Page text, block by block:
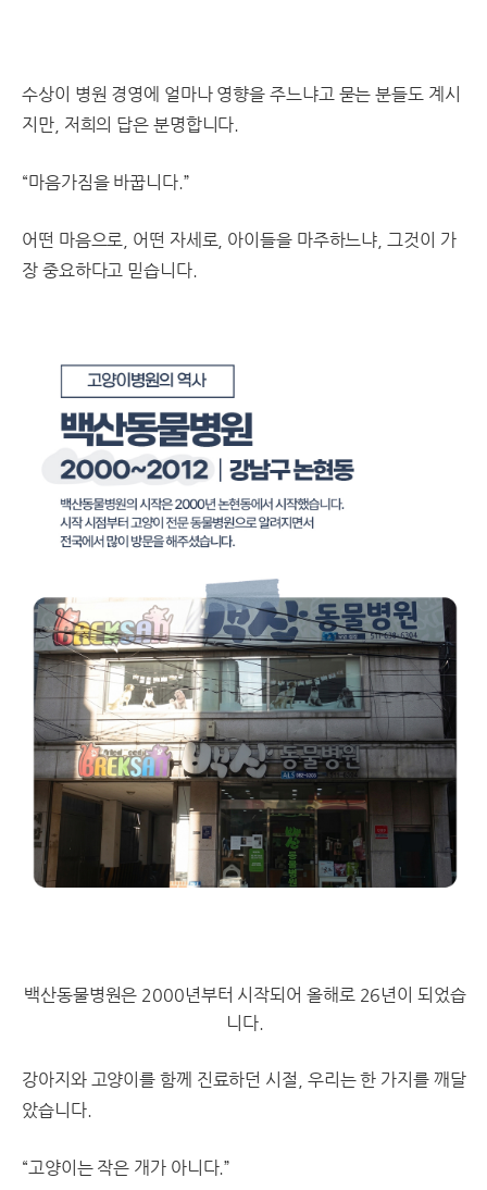
수상이 병원 경영에 얼마나 영향을 주느냐고 묻는 분들도 계시
지만, 저희의 답은 분명합니다.
“마음가짐을 바꿉니다.”
어떤 마음으로, 어떤 자세로, 아이들을 마주하느냐, 그것이 가
장 중요하다고 믿습니다.
백산동물병원은 2000년부터 시작되어 올해로 26년이 되었습
니다.
강아지와 고양이를 함께 진료하던 시절, 우리는 한 가지를 깨달
았습니다.
“고양이는 작은 개가 아니다.”